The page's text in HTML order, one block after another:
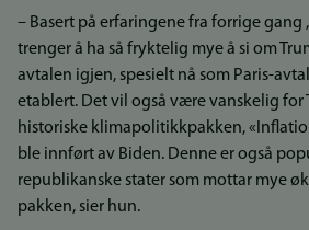
– Basert på erfaringene fra forrige gang
trenger å ha så fryktelig mye å si om
avtalen igjen, spesielt nå som Paris-
etablert. Det vil også være vanskelig for
historiske klimapolitikkpakken,
ble innført av Biden. Denne er også
republikanske stater som mottar mye
pakken, sier hun.